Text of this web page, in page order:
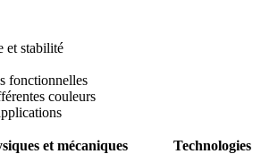
et stabilité
fonctionnelles
couleurs
et mécaniques
Technologies